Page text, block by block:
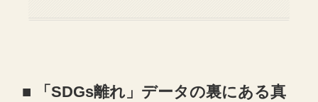
■ 「SDGs離れ」データの裏にある真